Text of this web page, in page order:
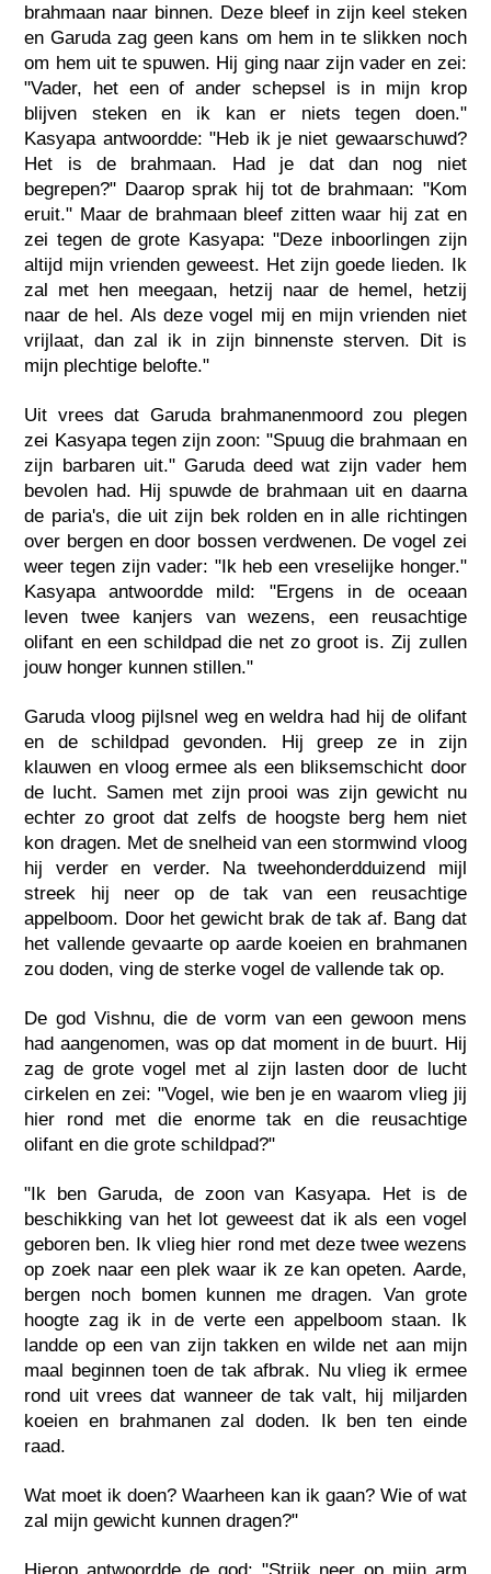
brahmaan naar binnen. Deze bleef in zijn keel steken
en Garuda zag geen kans om hem in te slikken noch
om hem uit te spuwen. Hij ging naar zijn vader en zei:
"Vader, het een of ander schepsel is in mijn krop
blijven steken en ik kan er niets tegen doen."
Kasyapa antwoordde: "Heb ik je niet gewaarschuwd?
Het is de brahmaan. Had je dat dan nog niet
begrepen?" Daarop sprak hij tot de brahmaan: "Kom
eruit." Maar de brahmaan bleef zitten waar hij zat en
zei tegen de grote Kasyapa: "Deze inboorlingen zijn
altijd mijn vrienden geweest. Het zijn goede lieden. Ik
zal met hen meegaan, hetzij naar de hemel, hetzij
naar de hel. Als deze vogel mij en mijn vrienden niet
vrijlaat, dan zal ik in zijn binnenste sterven. Dit is
mijn plechtige belofte."
Uit vrees dat Garuda brahmanenmoord zou plegen
zei Kasyapa tegen zijn zoon: "Spuug die brahmaan en
zijn barbaren uit." Garuda deed wat zijn vader hem
bevolen had. Hij spuwde de brahmaan uit en daarna
de paria's, die uit zijn bek rolden en in alle richtingen
over bergen en door bossen verdwenen. De vogel zei
weer tegen zijn vader: "Ik heb een vreselijke honger."
Kasyapa antwoordde mild: "Ergens in de oceaan
leven twee kanjers van wezens, een reusachtige
olifant en een schildpad die net zo groot is. Zij zullen
jouw honger kunnen stillen."
Garuda vloog pijlsnel weg en weldra had hij de olifant
en de schildpad gevonden. Hij greep ze in zijn
klauwen en vloog ermee als een bliksemschicht door
de lucht. Samen met zijn prooi was zijn gewicht nu
echter zo groot dat zelfs de hoogste berg hem niet
kon dragen. Met de snelheid van een stormwind vloog
hij verder en verder. Na tweehonderdduizend mijl
streek hij neer op de tak van een reusachtige
appelboom. Door het gewicht brak de tak af. Bang dat
het vallende gevaarte op aarde koeien en brahmanen
zou doden, ving de sterke vogel de vallende tak op.
De god Vishnu, die de vorm van een gewoon mens
had aangenomen, was op dat moment in de buurt. Hij
zag de grote vogel met al zijn lasten door de lucht
cirkelen en zei: "Vogel, wie ben je en waarom vlieg jij
hier rond met die enorme tak en die reusachtige
olifant en die grote schildpad?"
"Ik ben Garuda, de zoon van Kasyapa. Het is de
beschikking van het lot geweest dat ik als een vogel
geboren ben. Ik vlieg hier rond met deze twee wezens
op zoek naar een plek waar ik ze kan opeten. Aarde,
bergen noch bomen kunnen me dragen. Van grote
hoogte zag ik in de verte een appelboom staan. Ik
landde op een van zijn takken en wilde net aan mijn
maal beginnen toen de tak afbrak. Nu vlieg ik ermee
rond uit vrees dat wanneer de tak valt, hij miljarden
koeien en brahmanen zal doden. Ik ben ten einde
raad.
Wat moet ik doen? Waarheen kan ik gaan? Wie of wat
zal mijn gewicht kunnen dragen?"